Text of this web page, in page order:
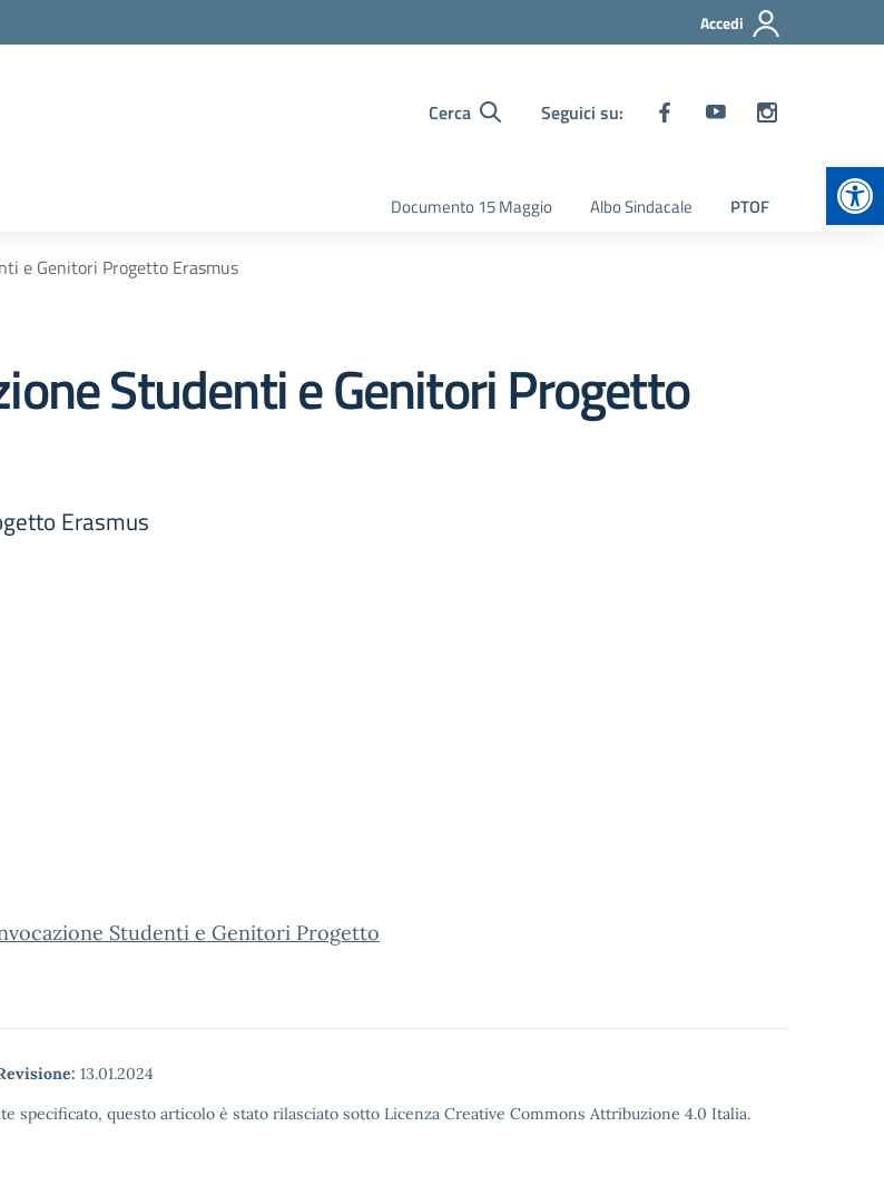
Accedi
Cerca Seguici su:
Documento 15 Maggio Albo Sindacale PTOF
e Genitori Progetto Erasmus
Studenti e Genitori Progetto
Erasmus
Studenti e Genitori Progetto
13.01.2024
specificato, questo articolo è stato rilasciato sotto Licenza Creative Commons Attribuzione 4.0 Italia.